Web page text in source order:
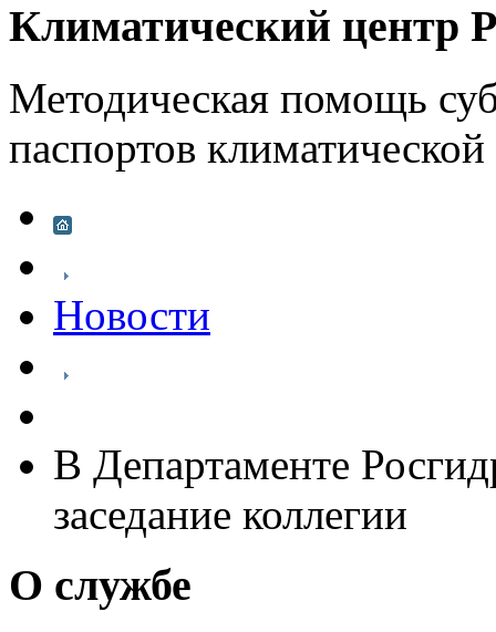
Климатический центр
Методическая помощь
паспортов
Новости
В Департаменте
заседание коллегии
О службе